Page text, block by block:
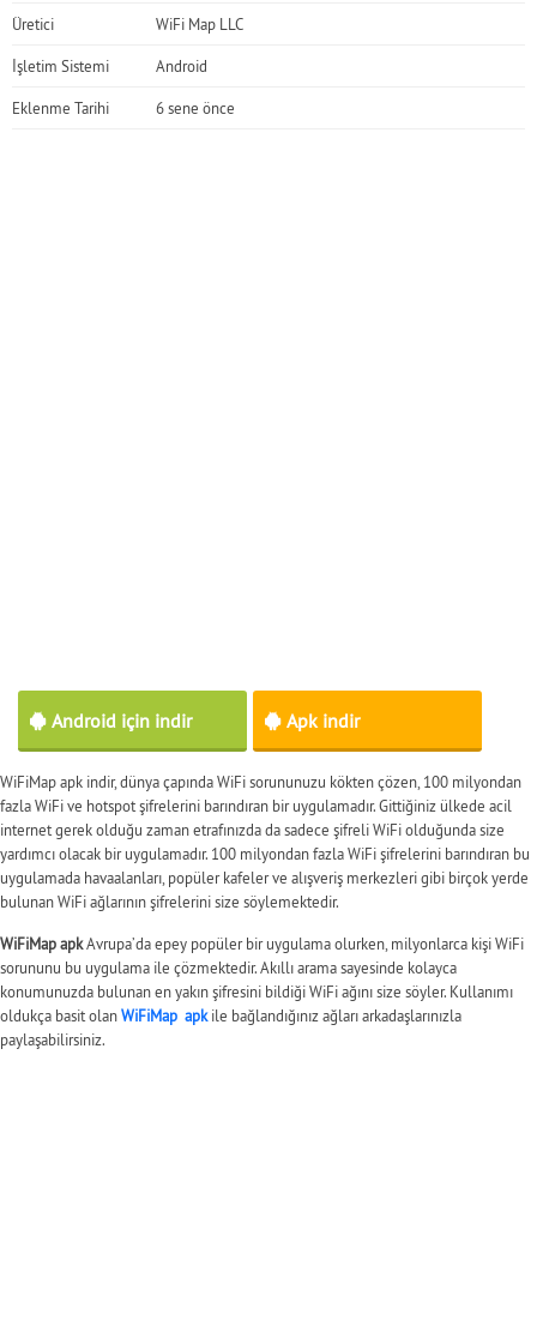
Üretici WiFi Map LLC
İşletim Sistemi Android
Eklenme Tarihi 6 sene önce
Android için indir Apk indir
WiFiMap apk indir, dünya çapında WiFi sorununuzu kökten çözen, 100 milyondan
fazla WiFi ve hotspot şifrelerini barındıran bir uygulamadır. Gittiğiniz ülkede acil
internet gerek olduğu zaman etrafınızda da sadece şifreli WiFi olduğunda size
yardımcı olacak bir uygulamadır. 100 milyondan fazla WiFi şifrelerini barındıran bu
uygulamada havaalanları, popüler kafeler ve alışveriş merkezleri gibi birçok yerde
bulunan WiFi ağlarının şifrelerini size söylemektedir.
WiFiMap apkAvrupa’da epey popüler bir uygulama olurken, milyonlarca kişi WiFi
sorununu bu uygulama ile çözmektedir. Akıllı arama sayesinde kolayca
konumunuzda bulunan en yakın şifresini bildiği WiFi ağını size söyler. Kullanımı
oldukça basit olanWiFiMap apkile bağlandığınız ağları arkadaşlarınızla
paylaşabilirsiniz.